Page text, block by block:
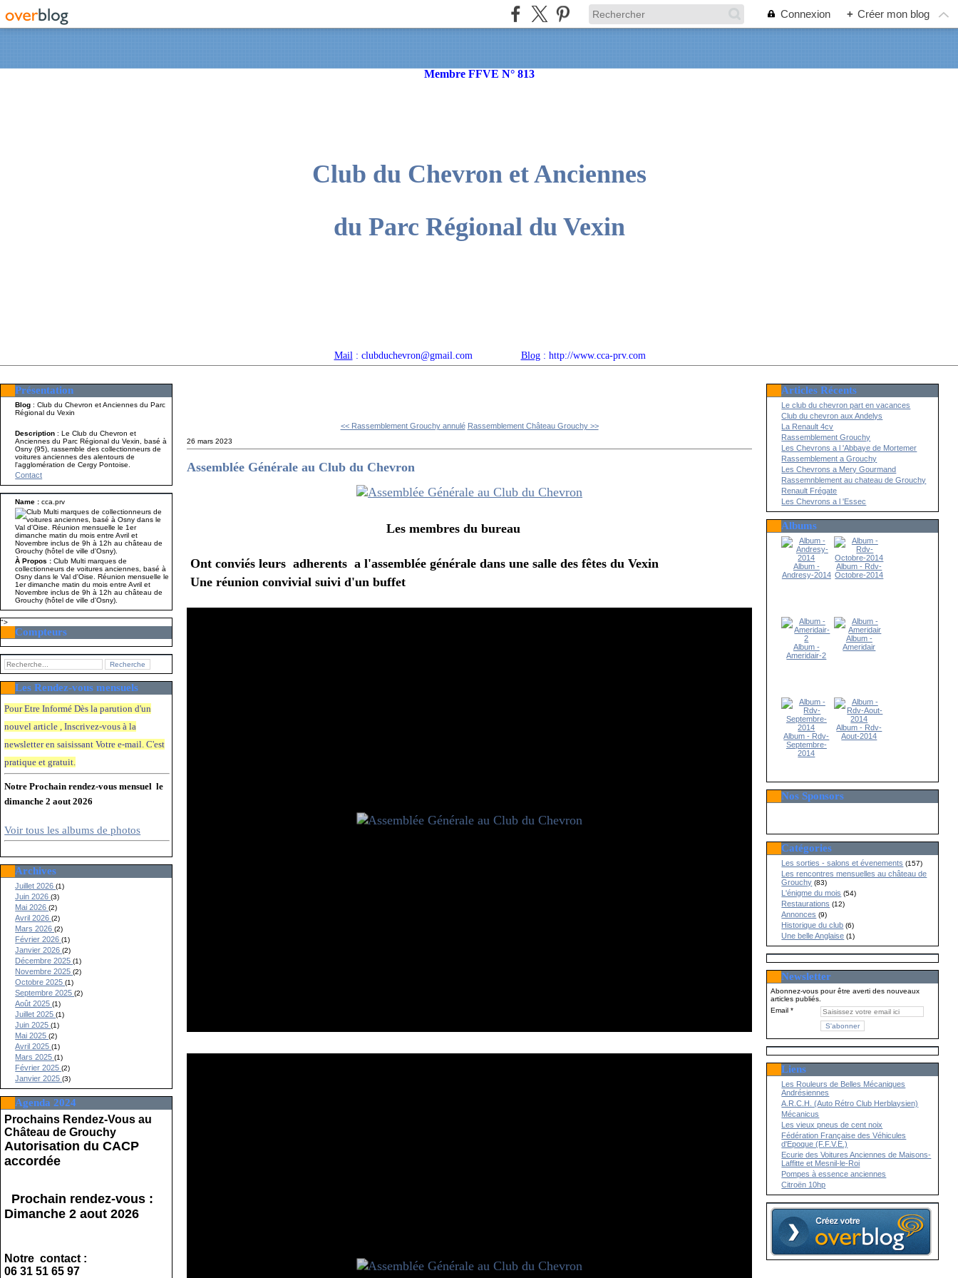
Connexion + Créer mon blog
Membre FFVE N° 813
Club du Chevron et Anciennes
du Parc Régional du Vexin
Mail : clubduchevron@gmail.com Blog: http://www.cca-prv.com
Présentation
Blog : Club du Chevron et Anciennes du Parc
Régional du Vexin
Description: Le Club du Chevron et
Anciennes du Parc Régional du Vexin, basé à
Osny (95), rassemble des collectionneurs de
voitures anciennes des alentours de
l'agglomération de Cergy Pontoise.
Contact
Name :cca.prv
À Propos :Club Multi marques de
collectionneurs de voitures anciennes, basé à
Osny dans le Val d'Oise. Réunion mensuelle le
1er dimanche matin du mois entre Avril et
Novembre inclus de 9h à 12h au château de
Grouchy (hôtel de ville d'Osny).
">
Compteurs
Les Rendez-vous mensuels
Pour Etre Informé Dès la parution d'un
nouvel article , Inscrivez-vous à la
newsletter en saisissant Votre e-mail. C'est
pratique et gratuit.
Notre Prochain rendez-vous mensuel le
dimanche 2 aout 2026
Voir tous les albums de photos
Archives
Juillet 2026(1)
Juin 2026(3)
Mai 2026(2)
Avril 2026(2)
Mars 2026(2)
Février 2026(1)
Janvier 2026(2)
Décembre 2025(1)
Novembre 2025(2)
Octobre 2025(1)
Septembre 2025(2)
Août 2025(1)
Juillet 2025(1)
Juin 2025(1)
Mai 2025(2)
Avril 2025(1)
Mars 2025(1)
Février 2025(2)
Janvier 2025(3)
Agenda 2024
Prochains Rendez-Vous au
Château de Grouchy
Autorisation du CACP
accordée
Prochain rendez-vous :
Dimanche 2 aout 2026
Notre contact :
06 31 51 65 97
<< Rassemblement Grouchy annulé Rassemblement Château Grouchy >>
26 mars 2023
Assemblée Générale au Club du Chevron
Les membres du bureau
Ont conviés leurs adherents a l'assemblée généraledans une salle des fêtes du Vexin
Une réunion convivial suivi d'un buffet
Articles Récents
Le club du chevron part en vacances
Club du chevron aux Andelys
La Renault 4cv
Rassemblement Grouchy
Les Chevrons a l 'Abbaye de Mortemer
Rassemblement a Grouchy
Les Chevrons a Mery Gourmand
Rassemnblement au chateau de Grouchy
Renault Frégate
Les Chevrons a l 'Essec
Albums
Album -
Andresy-2014
Album - Rdv-
Octobre-2014
Album -
Ameridair-2
Album -
Ameridair
Album - Rdv-
Septembre-
2014
Album - Rdv-
Aout-2014
Nos Sponsors
Catégories
Les sorties - salons et évenements (157)
Les rencontres mensuelles au château de
Grouchy (83)
L'énigme du mois (54)
Restaurations (12)
Annonces (9)
Historique du club (6)
Une belle Anglaise (1)
Newsletter
Abonnez-vous pour être averti des nouveaux
articles publiés.
Email
Liens
Les Rouleurs de Belles Mécaniques
Andrésiennes
A.R.C.H. (Auto Rétro Club Herblaysien)
Mécanicus
Les vieux pneus de cent noix
Fédération Française des Véhicules
d'Epoque (F.F.V.E.)
Ecurie des Voitures Anciennes de Maisons-
Laffitte et Mesnil-le-Roi
Pompes à essence anciennes
Citroën 10hp